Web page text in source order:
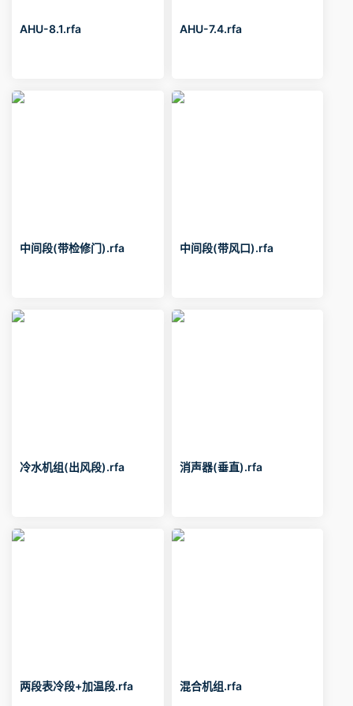
AHU-8.1.rfa AHU-7.4.rfa
中间段(带检修门).rfa 中间段(带风口).rfa
冷水机组(出风段).rfa 消声器(垂直).rfa
两段表冷段+加温段.rfa 混合机组.rfa